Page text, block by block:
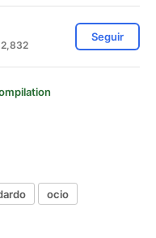
Seguir
ocio